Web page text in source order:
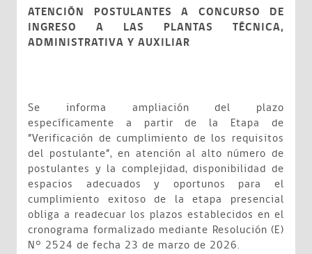
ATENCIÓN POSTULANTES A CONCURSO DE
INGRESO A LAS PLANTAS TÉCNICA,
ADMINISTRATIVA Y AUXILIAR
Se informa ampliación del plazo
específicamente a partir de la Etapa de
”Verificación de cumplimiento de los requisitos
del postulante”, en atención al alto número de
postulantes y la complejidad, disponibilidad de
espacios adecuados y oportunos para el
cumplimiento exitoso de la etapa presencial
obliga a readecuar los plazos establecidos en el
cronograma formalizado mediante Resolución (E)
N° 2524 de fecha 23 de marzo de 2026.